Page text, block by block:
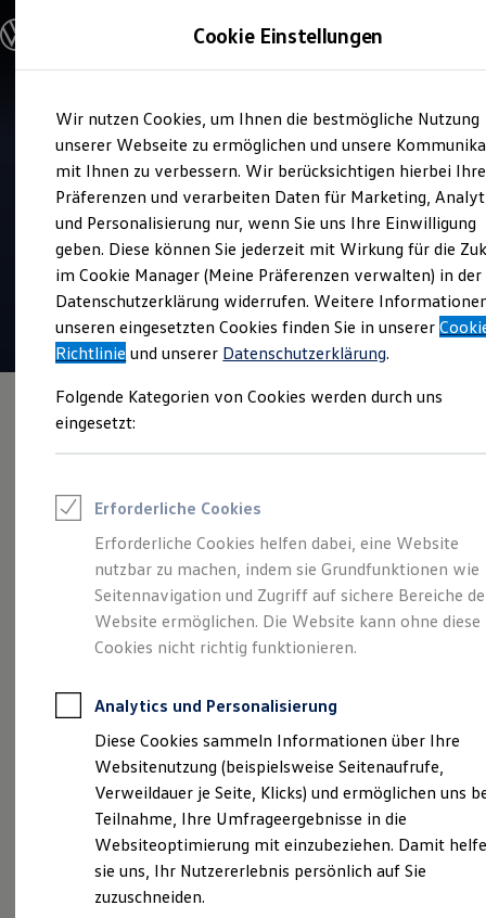
Hauptinhalt
springen
Footer
springen
Modelle und Konfigurator
Modelle vergleichen
Elektroautos
ENERGY Sondermodelle
Nutzfahrzeuge
SUV und CUV
Familienautos
Kombis
Kompaktwagen
Sportwagen
Schnell verfügbare Fahrzeuge
Angebote und Produkte
Aktuelle Angebote
E-Auto-Förderung
Volkswagen Marktplatz
Junge Gebrauchtwagen und Gebrauchtwagen
Volkswagen Zertifizierte Gebrauchtwagen
Zubehör- und Serviceangebote
Leasing
Leasing-Angebote
Gebrauchtwagen Leasing
Junge Gebrauchtwagen-Leasing
Elektroauto Leasing
Kleinwagen-Leasing
Leasing ohne Anzahlung
Finanzierung
Kfz-Versicherung
Restschuldversicherungen
Garantien
Wartungsverträge
Geschäftskunden
Professional Class bei Volkswagen
Großkunden
Behörden
Direktkunden
Sonderfahrzeuge
Anpfiff zum Gewinn
Verkauf
Autohaus Elmshorn
4.9 111 Bewertungen
Mehr Freiraum, weniger Barrieren und mehr
als Standard
Maßgeschneiderte Mobilität für Ihre besonderen
Volkswagen-Konzerns
Details ansehen
Cookie Einstellungen
Wir nutzen Cookies, um Ihnen die bestmögliche Nutzung
unserer Webseite zu ermöglichen und unsere
mit Ihnen zu verbessern. Wir berücksichtigen hierbei Ihre
Präferenzen und verarbeiten Daten für Marketing,
und Personalisierung nur, wenn Sie uns Ihre Einwilligung
geben. Diese können Sie jederzeit mit Wirkung für die
im Cookie Manager (Meine Präferenzen verwalten) in der
Datenschutzerklärung widerrufen. Weitere
unseren eingesetzten Cookies finden Sie in unserer
Richtlinie und unserer Datenschutzerklärung.
Folgende Kategorien von Cookies werden durch uns
eingesetzt:
Erforderliche Cookies
Erforderliche Cookies helfen dabei, eine Website
nutzbar zu machen, indem sie Grundfunktionen wie
Seitennavigation und Zugriff auf sichere Bereiche
Website ermöglichen. Die Website kann ohne diese
Cookies nicht richtig funktionieren.
Analytics und Personalisierung
Diese Cookies sammeln Informationen über Ihre
Websitenutzung (beispielsweise Seitenaufrufe,
Verweildauer je Seite, Klicks) und ermöglichen uns
Teilnahme, Ihre Umfrageergebnisse in die
Websiteoptimierung mit einzubeziehen. Damit
sie uns, Ihr Nutzererlebnis persönlich auf Sie
zuzuschneiden.